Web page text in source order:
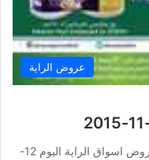
عروض الراية
عروض اسواق الراية اليوم 12-11-2015 عروض اسواق الراية اليوم 12-